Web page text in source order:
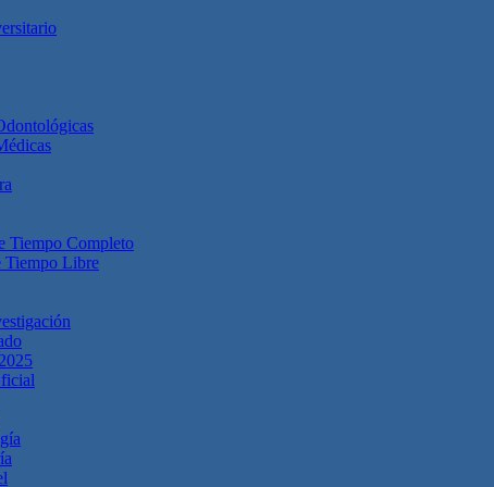
Tiempo Completo
Tiempo Libre